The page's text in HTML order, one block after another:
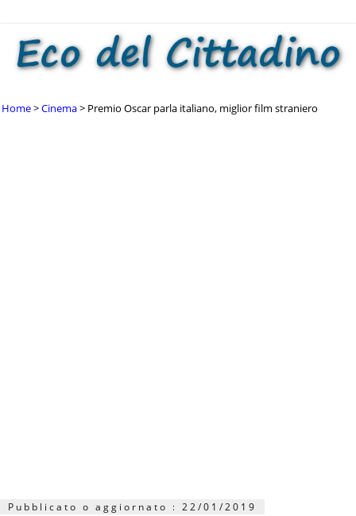
Home Cinema Premio Oscar parla italiano, miglior film straniero
Pubblicato o aggiornato : 22/01/2019